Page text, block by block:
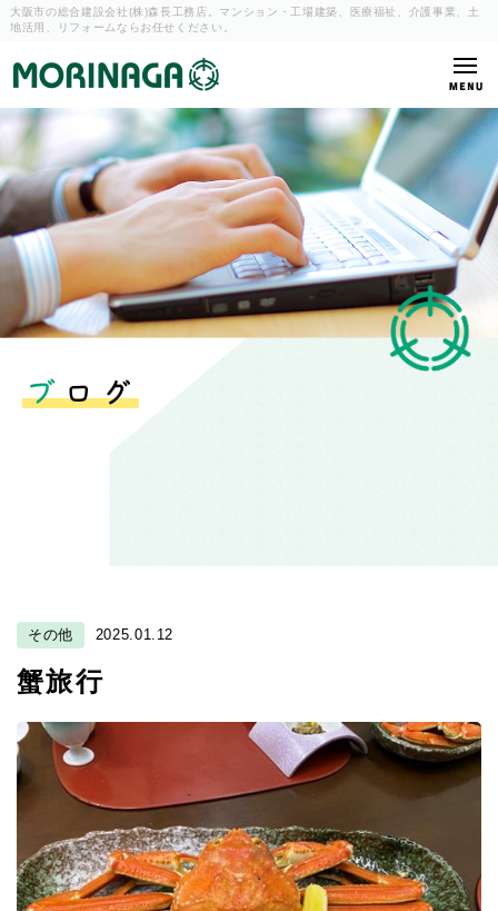
大阪市の総合建設会社(株)森長工務店。マンション・工場建築、
医療福祉、介護事業、土
地活用、リフォームならお任せください。
その他 2025.01.12
蟹旅行